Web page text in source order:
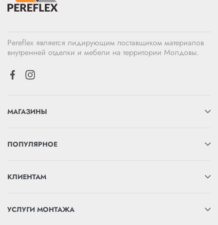
Pereflex является лидирующим поставщиком материалов
внутренней отделки и мебели на территории Молдовы.
МАГАЗИНЫ
ПОПУЛЯРНОЕ
КЛИЕНТАМ
УСЛУГИ МОНТАЖА